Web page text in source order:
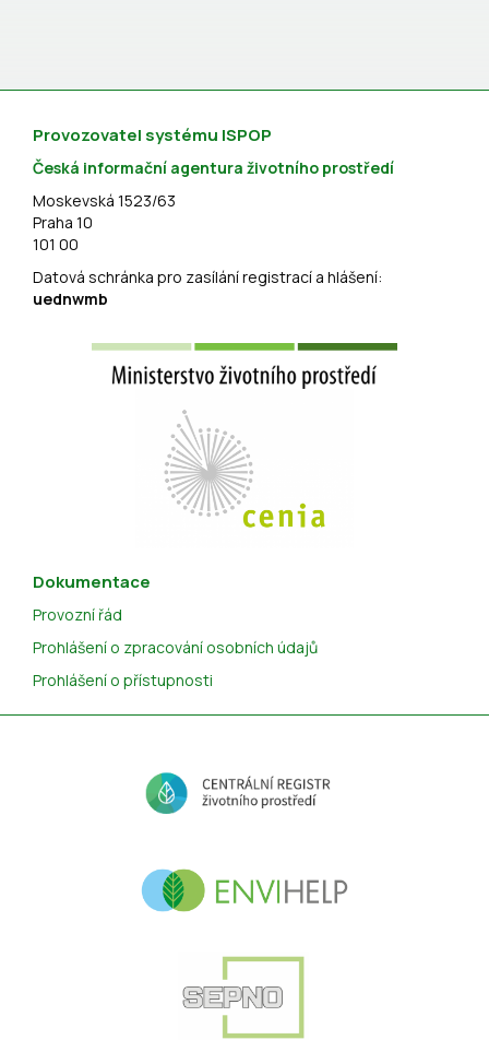
Provozovatel systému ISPOP
Česká informační agentura životního prostředí
Moskevská 1523/63
Praha 10
101 00
Datová schránka pro zasílání registrací a hlášení:
uednwmb
Dokumentace
Provozní řád
Prohlášení o zpracování osobních údajů
Prohlášení o přístupnosti